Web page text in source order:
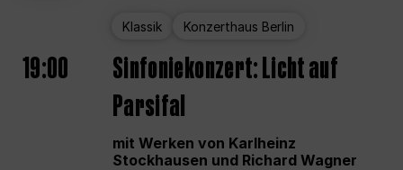
Klassik Konzerthaus Berlin
19:00
Sinfoniekonzert: Licht auf
Parsifal
mit Werken von Karlheinz
Stockhausen und Richard Wagner